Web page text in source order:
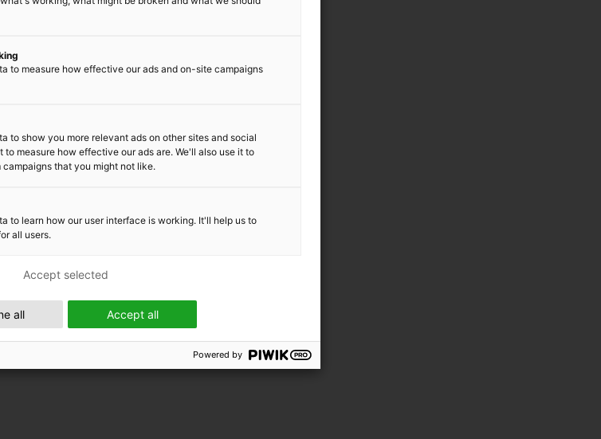
Industry
to measure how effective our ads and on-site campaigns
to show you more relevant ads on other sites and social
to measure how effective our ads are. We'll also use it to
that you might not like.
to learn how our user interface is working. It'll help us to
all users.
Accept all
all
Accept selected
Powered by